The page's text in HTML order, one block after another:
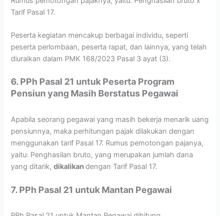
Tarif Pasal 17.
Peserta kegiatan mencakup berbagai individu, seperti
peserta perlombaan, peserta rapat, dan lainnya, yang telah
diuraikan dalam PMK 168/2023 Pasal 3 ayat (3).
6. PPh Pasal 21 untuk Peserta Program
Pensiun yang Masih Berstatus Pegawai
Apabila seorang pegawai yang masih bekerja menarik uang
pensiunnya, maka perhitungan pajak dilakukan dengan
menggunakan tarif Pasal 17. Rumus pemotongan pajanya,
yaitu: Penghasilan bruto, yang merupakan jumlah dana
yang ditarik,dikalikandengan Tarif Pasal 17.
7. PPh Pasal 21 untuk Mantan Pegawai